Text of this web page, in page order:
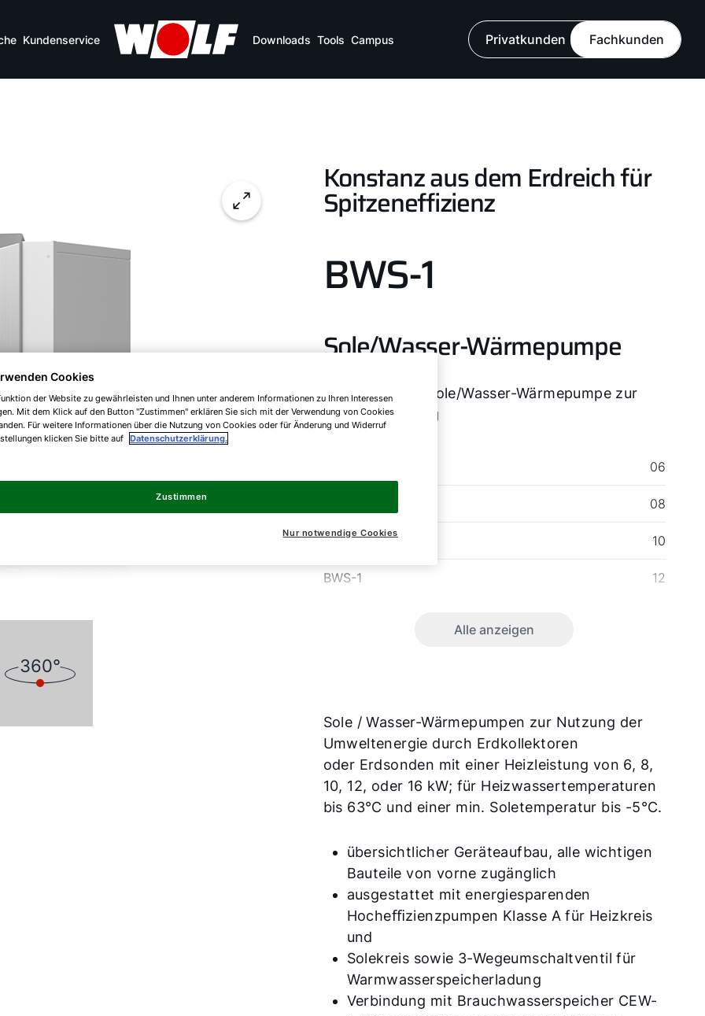
Kundenservice Downloads Tools Campus Privatkunden Fachkunden
360°
Konstanz aus dem Erdreich für
Spitzeneffizienz
BWS-1
Sole/Wasser-Wärmepumpe
Hocheffizienz-Sole/Wasser-Wärmepumpe zur
Innenaufstellung
06
08
BWS-1 10
BWS-1 12
Alle anzeigen
Sole / Wasser-Wärmepumpen zur Nutzung der
Umweltenergie durch Erdkollektoren
oder Erdsonden mit einer Heizleistung von 6, 8,
10, 12, oder 16 kW; für Heizwassertemperaturen
bis 63°C und einer min. Soletemperatur bis -5°C.
übersichtlicher Geräteaufbau, alle wichtigen
Bauteile von vorne zugänglich
ausgestattet mit energiesparenden
Hocheﬃzienzpumpen Klasse A für Heizkreis
und
Solekreis sowie 3-Wegeumschaltventil für
Warmwasserspeicherladung
Verbindung mit Brauchwasserspeicher CEW-
Cookies
der Website zu gewährleisten und Ihnen unter anderem Informationen zu Ihren Interessen
Mit dem Klick auf den Button "Zustimmen" erklären Sie sich mit der Verwendung von Cookies
Für weitere Informationen über die Nutzung von Cookies oder für Änderung und Widerruf
klicken Sie bitte auf Datenschutzerklärung.
Nur notwendige Cookies
Zustimmen